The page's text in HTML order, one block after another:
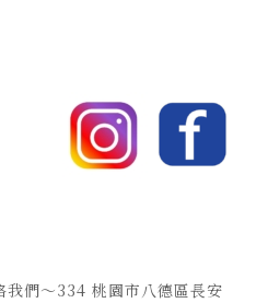
我們～334 桃園市八德區長安